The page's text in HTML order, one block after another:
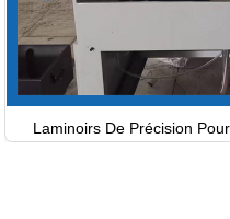
Laminoirs De Précision